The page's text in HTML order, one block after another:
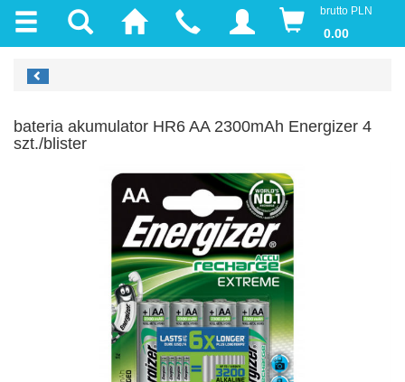
brutto PLN
0.00
bateria akumulator HR6 AA 2300mAh Energizer 4
szt./blister